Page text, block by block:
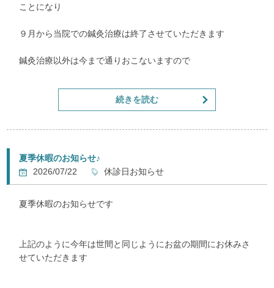
ことになり
９月から当院での鍼灸治療は終了させていただきます
鍼灸治療以外は今まで通りおこないますので
ケガをされた急性患者様はもちろん
肩こり・腰痛・神経痛などの慢性患者様
是非ご来院ください
続きを読む
夏季休暇のお知らせ♪
2026/07/22
休診日お知らせ
夏季休暇のお知らせです
上記のように今年は世間と同じようにお盆の期間にお休みさ
せていただきます